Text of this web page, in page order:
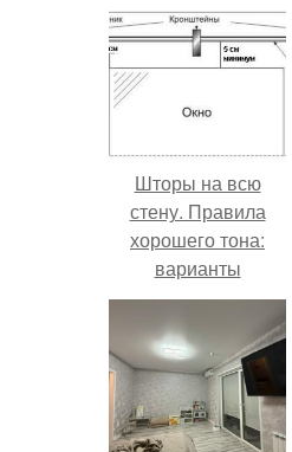
Шторы на всю
стену. Правила
хорошего тона:
варианты
оформления окон
длинными шторами